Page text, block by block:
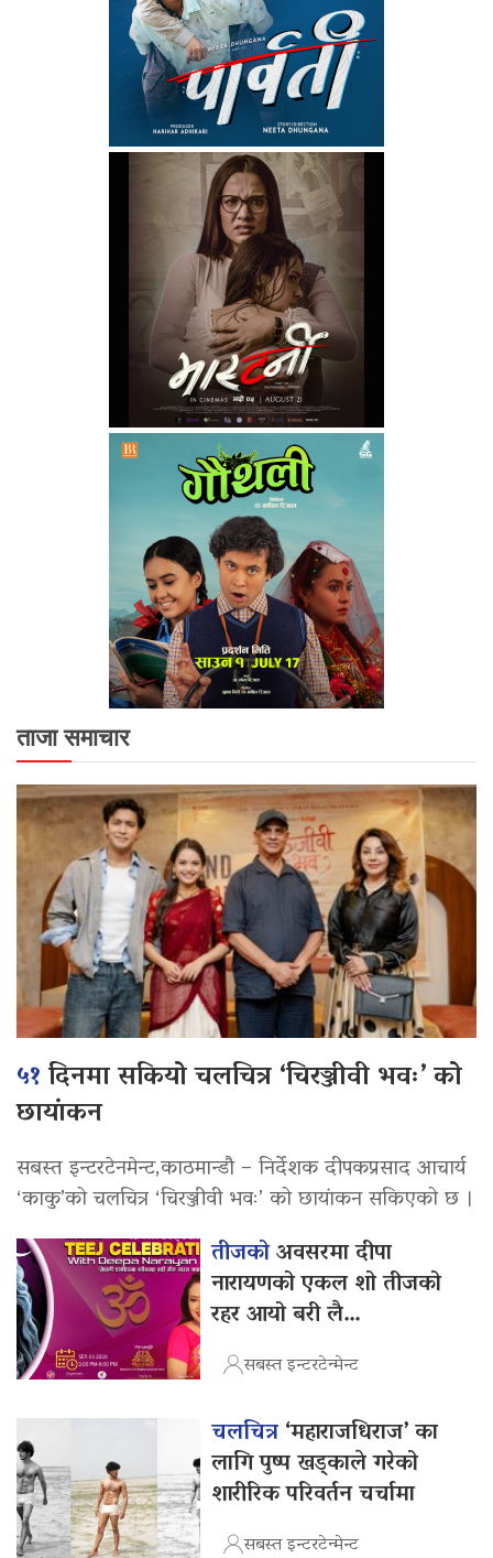
ताजा समाचार
५१दिनमा सकियो चलचित्र ‘चिरञ्जीवी भवः’ को
छायांकन
सबस्त इन्टरटेनमेन्ट,काठमान्डौ – निर्देशक दीपकप्रसाद आचार्य
‘काकु’को चलचित्र ‘चिरञ्जीवी भवः’ को छायांकन सकिएको छ ।
तीजकोअवसरमा दीपा
नारायणको एकल शो तीजको
रहर आयो बरी लै…
सबस्त इन्टरटेन्मेन्ट
चलचित्र‘महाराजधिराज’ का
लागि पुष्प खड्काले गरेको
शारीरिक परिवर्तन चर्चामा
सबस्त इन्टरटेन्मेन्ट